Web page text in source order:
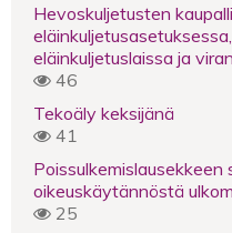
Hevoskuljetusten
eläinkuljetuslaissa ja
46
Tekoäly keksijänä
41
oikeuskäytännöstä
25